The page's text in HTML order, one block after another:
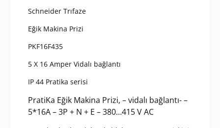
Makine
Prizi
adet
Schneider Trıfaze
Eğik Makina Prizi
PKF16F435
5 X 16 Amper Vidalı bağlantı
IP 44 Pratika serisi
PratiKa Eğik Makina Prizi, – vidalı bağlantı- –
5*16A – 3P + N + E – 380…415 V AC